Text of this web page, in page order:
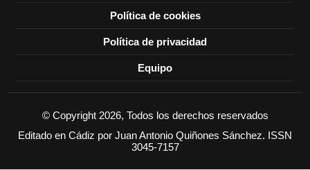
Política de cookies
Política de privacidad
Equipo
© Copyright 2026, Todos los derechos reservados
Editado en Cádiz por Juan Antonio Quiñones Sánchez. ISSN
3045-7157